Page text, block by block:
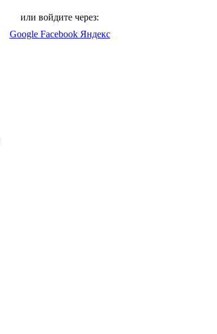
или войдите через:
Google Facebook Яндекс